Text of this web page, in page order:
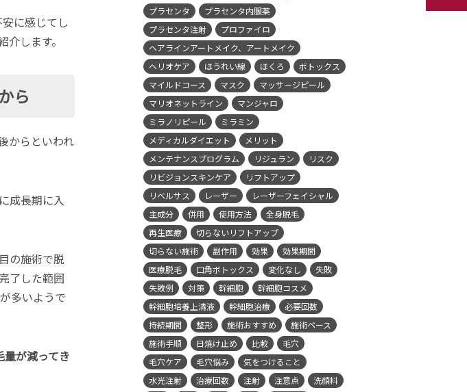
に感じてし
します。
ら
からといわれ
成長期に入
の施術で脱
了した範囲
多いようで
が減ってき
プラセンタ
プラセンタ内服薬
プラセンタ注射
プロファイロ
ヘアラインアートメイク、アートメイク
ヘリオケア
ほうれい線 ほくろ
ボトックス
マイルドコース
マスク
マッサージピール
マリオネットライン
マンジャロ
ミラノリピール
ミラミン
メディカルダイエット
メリット
メンテナンスプログラム
リジュラン
リスク
リビジョンスキンケア
リフトアップ
リベルサス
レーザー
レーザーフェイシャル
主成分
併用 使用方法
全身脱毛
再生医療
切らないリフトアップ
切らない施術
副作用 効果
効果期間
医療脱毛
口角ボトックス 変化なし
失敗
失敗例
対策 幹細胞
幹細胞コスメ
幹細胞培養上清液
幹細胞治療
必要回数
持続期間
整形 施術おすすめ
施術ペース
施術手順
日焼け止め 比較
毛穴
毛穴ケア
毛穴悩み
気をつけること
水光注射
治療回数 注射 注意点
洗顔料